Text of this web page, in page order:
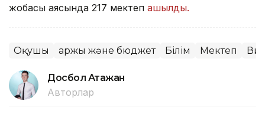
жобасы аясында 217 мектеп ашылды.
Оқушы Қаржы және бюджет Білім Мектеп
Досбол Атажан
Авторлар